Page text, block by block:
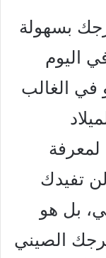
بسهولة
اليوم
في الغالب
لمعرفة
تفيدك
بل هو
الصيني